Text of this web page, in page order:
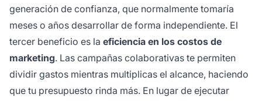
generación de confianza, que normalmente tomaría
meses o años desarrollar de forma independiente. El
tercer beneficio es la eficiencia en los costos de
marketing. Las campañas colaborativas te permiten
dividir gastos mientras multiplicas el alcance, haciendo
que tu presupuesto rinda más. En lugar de ejecutar